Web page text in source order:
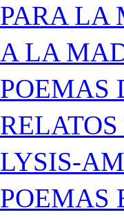
PARA LA
A LA
POEMAS
LYSIS-
POEMAS